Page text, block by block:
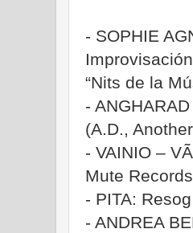
- SOPHIE
“Nits de la
-
(A.D.,
- VAINIO –
Mute
- PITA:
- ANDREA